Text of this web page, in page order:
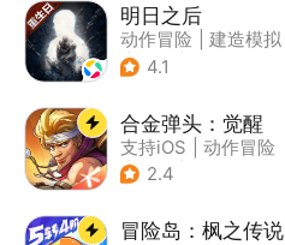
明日之后
动作冒险
建造模拟
| 丧尸
4.1
合金弹头：觉醒
支持iOS
动作冒险
| 射击
2.4
冒险岛：枫之传说